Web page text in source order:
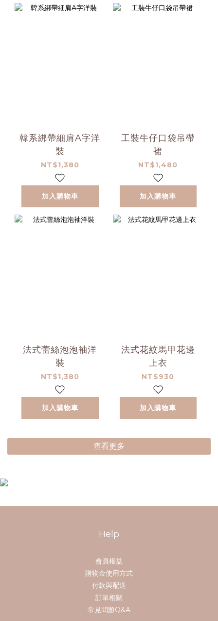
韓系綁帶細肩A字洋
裝
NT$1,380
加入購物車
工裝牛仔口袋吊帶
裙
NT$1,480
加入購物車
法式蕾絲泡泡袖洋
裝
NT$1,380
加入購物車
法式花紋馬甲花邊
上衣
NT$930
加入購物車
查看更多
Help
會員權益
購物金使用方式
付款與配送
訂單相關
常見問題Q&A